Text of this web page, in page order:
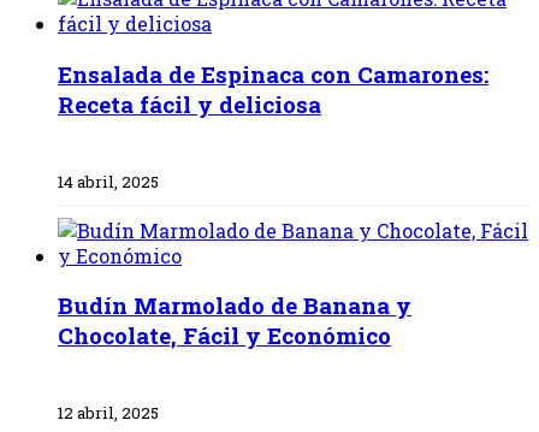
Ensalada de Espinaca con Camarones:
Receta fácil y deliciosa
14 abril, 2025
Budín Marmolado de Banana y
Chocolate, Fácil y Económico
12 abril, 2025